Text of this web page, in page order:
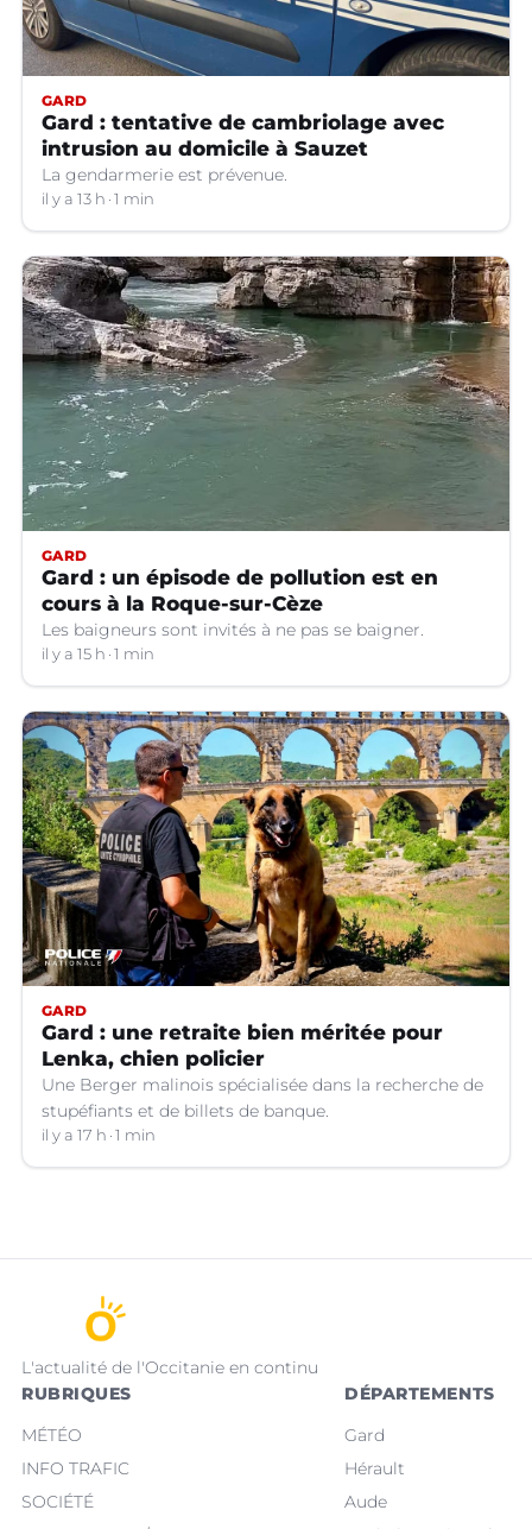
GARD
Gard : tentative de cambriolage avec
intrusion au domicile à Sauzet
La gendarmerie est prévenue.
il y a 13 h 1 min
GARD
Gard : un épisode de pollution est en
cours à la Roque-sur-Cèze
Les baigneurs sont invités à ne pas se baigner.
il y a 15 h 1 min
GARD
Gard : une retraite bien méritée pour
Lenka, chien policier
Une Berger malinois spécialisée dans la recherche de
stupéfiants et de billets de banque.
il y a 17 h 1 min
L'actualité de l'Occitanie en continu
RUBRIQUES
MÉTÉO
INFO TRAFIC
SOCIÉTÉ
DÉPARTEMENTS
Gard
Hérault
Aude